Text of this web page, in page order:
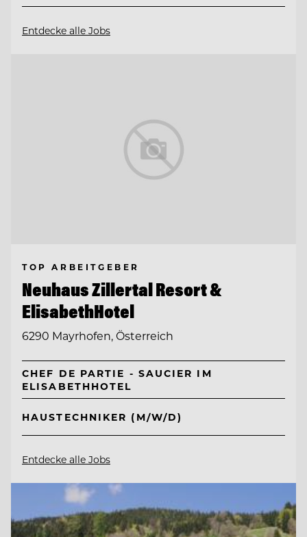
Entdecke alle Jobs
TOP ARBEITGEBER
Neuhaus Zillertal Resort &
ElisabethHotel
6290 Mayrhofen, Österreich
CHEF DE PARTIE - SAUCIER IM
ELISABETHHOTEL
HAUSTECHNIKER (M/W/D)
Entdecke alle Jobs